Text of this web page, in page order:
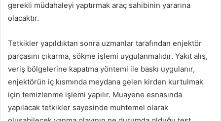
gerekli müdahaleyi yaptırmak araç sahibinin yararına
olacaktır.
Tetkikler yapıldıktan sonra uzmanlar tarafından enjektör
parçasını çıkarma, sökme işlemi uygulanmalıdır. Yakıt alış,
veriş bölgelerine kapatma yöntemi ile baskı uygulanır,
enjektörün iç kısmında meydana gelen kirden kurtulmak
için temizlenme işlemi yapılır. Muayene esnasında
yapılacak tetkikler sayesinde muhtemel olarak